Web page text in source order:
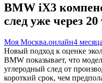
BMW iX3
след уже через
Моя Москва.онлайн4
Новый подход к оценке
BMW показывает, что
углеродный след от
короткий срок, чем